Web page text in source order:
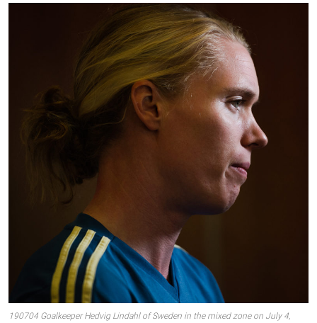
190704 Goalkeeper Hedvig Lindahl of Sweden in the mixed zone on July 4,